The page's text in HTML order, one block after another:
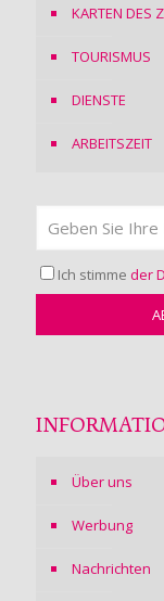
KARTEN DES
TOURISMUS
DIENSTE
ARBEITSZEIT
Ich stimme der
Über uns
Werbung
Nachrichten